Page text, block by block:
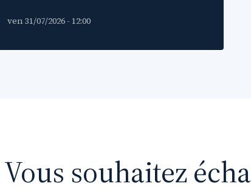
ven 31/07/2026 - 12:00
Vous souhaitez